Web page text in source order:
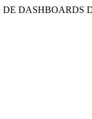
DASHBOARDS